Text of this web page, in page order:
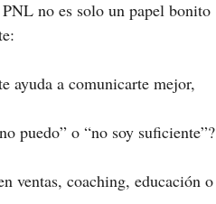
no es solo un papel bonito
ayuda a comunicarte mejor,
puedo” o “no soy suficiente”?
ventas, coaching, educación o